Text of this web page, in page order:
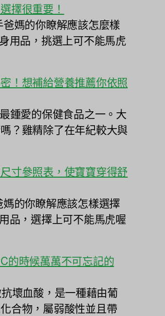
擇很重要！
媽的你瞭解應該怎麼樣
用品，挑選上可不能馬虎
！想補給營養推薦你依照
鍾愛的保健食品之一。大
？雞精除了在年紀較大與
寸參照表，使寶寶穿得舒
的你瞭解應該怎樣選擇
品，選擇上可不能馬虎喔
的時候萬萬不可忘記的
壞血酸，是一種藉由葡
合物，屬弱酸性並且帶